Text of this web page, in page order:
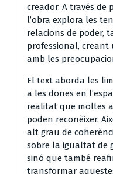
creador. A través de
l’obra explora les
relacions de poder,
professional, creant
amb les
El text aborda les
a les dones en
realitat que moltes
poden reconèixer.
alt grau de
sobre la igualtat de
sinó que també
transformar